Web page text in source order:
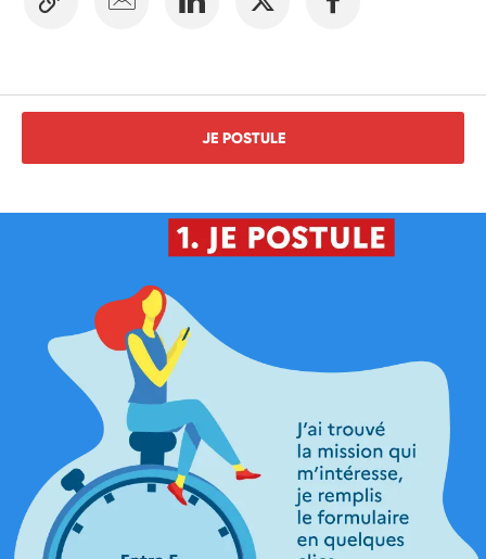
JE POSTULE